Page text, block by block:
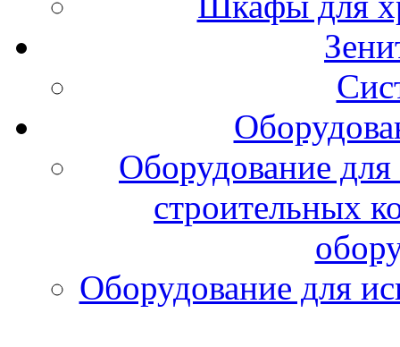
Оборудование
строительных
Оборудование для